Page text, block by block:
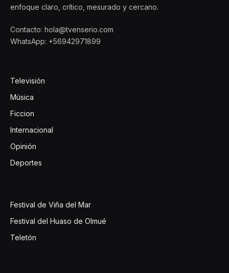
enfoque claro, crítico, mesurado y cercano.
Contacto: hola@tvenserio.com
WhatsApp: +56942971899
Televisión
Música
Ficcion
Internacional
Opinión
Deportes
Festival de Viña del Mar
Festival del Huaso de Olmué
Teletón